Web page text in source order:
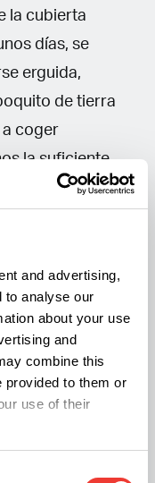
and advertising,
to analyse our
about your use
and
combine this
provided to them or
use of their
la cubierta
días, se
erguida,
de tierra
a coger
la suficiente
a
solo día de
simplemente
es un gasto
plantas se nos
su genética, las